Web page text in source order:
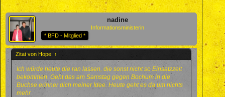
nadine
Informationsministerin
* BFD - Mitglied *
Zitat von Hope: ↑
Ich würde heute die ran lassen, die sonst nicht so Einsatzzeit
bekommen. Geht das am Samstag gegen Bochum in die
Buchse erinner dich meiner Idee. Heute geht es da um nichts
mehr